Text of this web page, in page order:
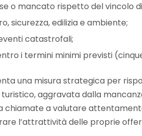
o mancato rispetto del vincolo
sicurezza, edilizia e ambiente;
catastrofali;
i termini minimi previsti
una misura strategica per
aggravata dalla
chiamate a valutare
l’attrattività delle proprie